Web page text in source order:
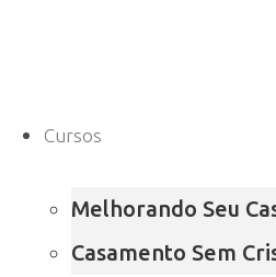
Cursos
Melhorando Seu
Casamento Sem